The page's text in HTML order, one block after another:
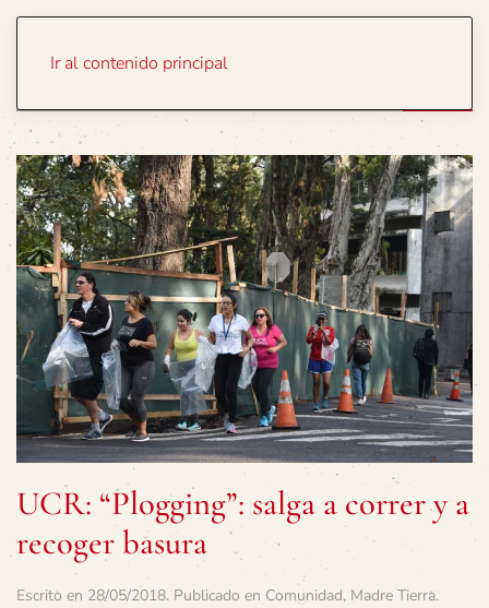
Ir al contenido principal
UCR: “Plogging”: salga a correr y a
recoger basura
Escrito en 28/05/2018. Publicado en Comunidad, Madre Tierra.